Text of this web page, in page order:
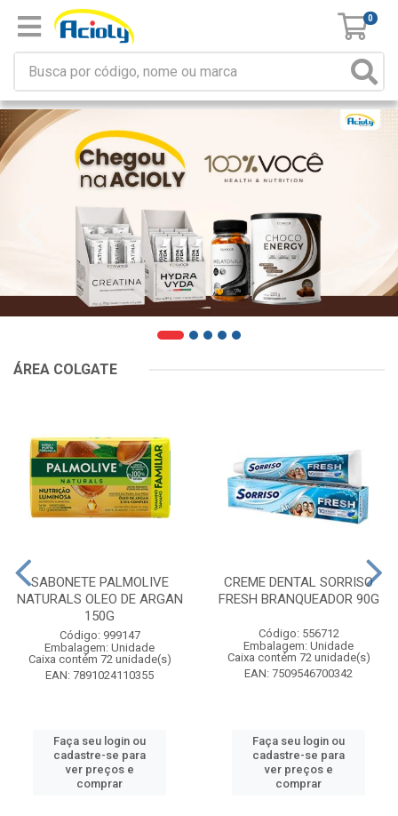
0
ÁREA COLGATE
SABONETE PALMOLIVE
NATURALS OLEO DE ARGAN
150G
Código: 999147
Embalagem: Unidade
Caixa contém 72 unidade(s)
EAN: 7891024110355
Faça seu login ou
cadastre-se para
ver preços e
comprar
CREME DENTAL SORRISO
FRESH BRANQUEADOR 90G
Código: 556712
Embalagem: Unidade
Caixa contém 72 unidade(s)
EAN: 7509546700342
Faça seu login ou
cadastre-se para
ver preços e
comprar